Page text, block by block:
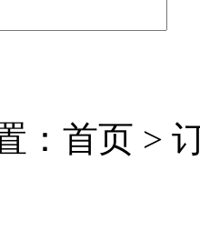
：首页 >